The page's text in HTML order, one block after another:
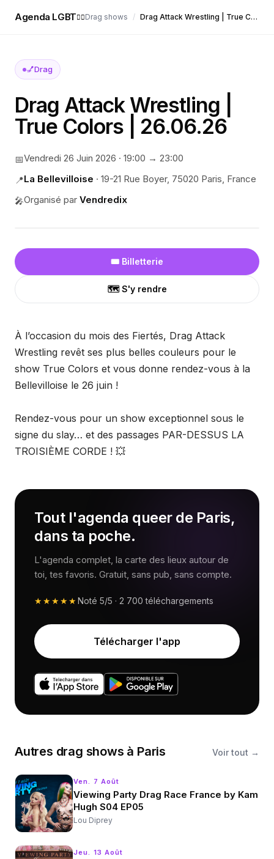
Agenda LGBT🏳️‍🌈Drag shows / Drag Attack Wrestling | True Colors | 26.06.26
💅Drag
Drag Attack Wrestling |
True Colors | 26.06.26
📅Vendredi 26 Juin 2026 · 19:00 → 23:00
📍La Bellevilloise · 19-21 Rue Boyer, 75020 Paris, France
🎤Organisé par Vendredix
🎟️ Billetterie
🗺️ S'y rendre
À l’occasion du mois des Fiertés, Drag Attack
Wrestling revêt ses plus belles couleurs pour le
show True Colors et vous donne rendez-vous à la
Bellevilloise le 26 juin !
Rendez-vous pour un show exceptionnel sous le
signe du slay… et des passages PAR-DESSUS LA
TROISIÈME CORDE ! 💥
Tout l'agenda queer de Paris,
dans ta poche.
L'agenda complet, la carte des lieux autour de
toi, tes favoris. Gratuit, sans pub, sans compte.
★★★★★Noté 5/5 · 2 700 téléchargements
Télécharger l'app
Autres drag shows à Paris Voir tout →
Ven. 7 Août
Viewing Party Drag Race France by Kam
Hugh S04 EP05
Lou Diprey
Jeu. 13 Août